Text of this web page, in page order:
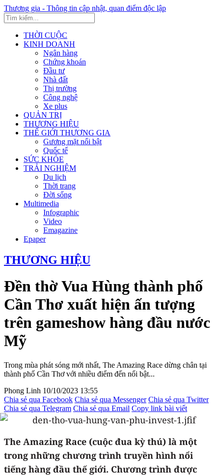
Thương gia - Thông tin cập nhật, quan điểm độc lập
THỜI CUỘC
KINH DOANH
Ngân hàng
Chứng khoán
Đầu tư
Nhà đất
Thị trường
Công nghệ
Xe plus
QUẢN TRỊ
THƯƠNG HIỆU
THẾ GIỚI THƯƠNG GIA
Gương mặt nổi bật
Quốc tế
SỨC KHỎE
TRẢI NGHIỆM
Du lịch
Thời trang
Đời sống
Multimedia
Infographic
Video
Emagazine
Epaper
THƯƠNG HIỆU
Đền thờ Vua Hùng thành phố
Cần Thơ xuất hiện ấn tượng
trên gameshow hàng đầu nước
Mỹ
Trong mùa phát sóng mới nhất, The Amazing Race dừng chân tại
thành phố Cần Thơ với nhiều điểm đến nổi bật...
Phong Linh 10/10/2023 13:55
Chia sẻ qua Facebook Chia sẻ qua Messenger Chia sẻ qua Twitter
Chia sẻ qua Telegram Chia sẻ qua Email Copy link bài viết
The Amazing Race (cuộc đua kỳ thú) là một
trong những chương trình truyền hình nổi
tiếng hàng đầu thế giới. Chương trình được